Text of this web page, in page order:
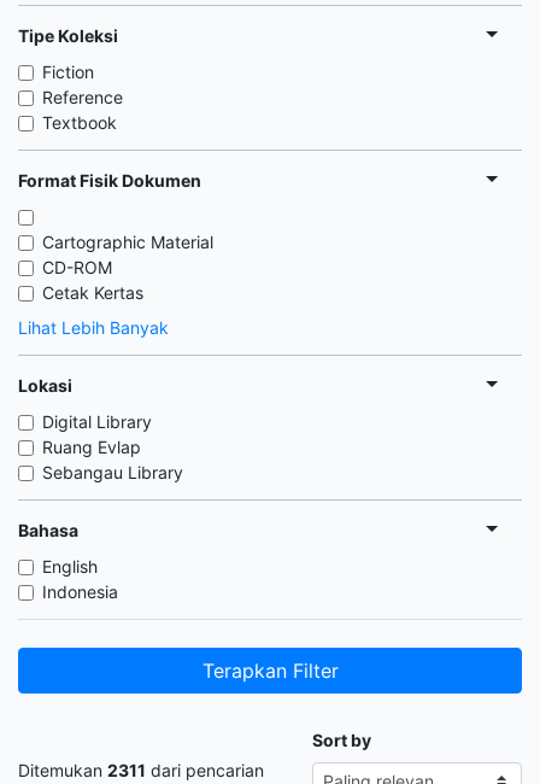
Tipe Koleksi
Fiction
Reference
Textbook
Format Fisik Dokumen
Cartographic Material
CD-ROM
Cetak Kertas
Lihat Lebih Banyak
Lokasi
Digital Library
Ruang Evlap
Sebangau Library
Bahasa
English
Indonesia
Terapkan Filter
Ditemukan 2311 dari pencarian
Sort by